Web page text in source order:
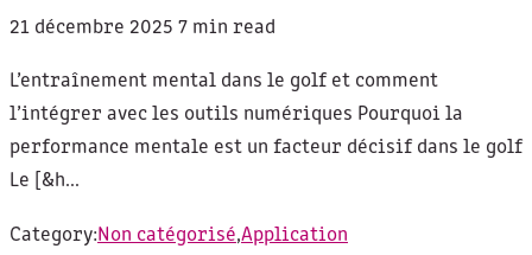
21 décembre 2025 7 min read
L’entraînement mental dans le golf et comment
l’intégrer avec les outils numériques Pourquoi la
performance mentale est un facteur décisif dans le golf
Le [&h...
Category:Non catégorisé,Application